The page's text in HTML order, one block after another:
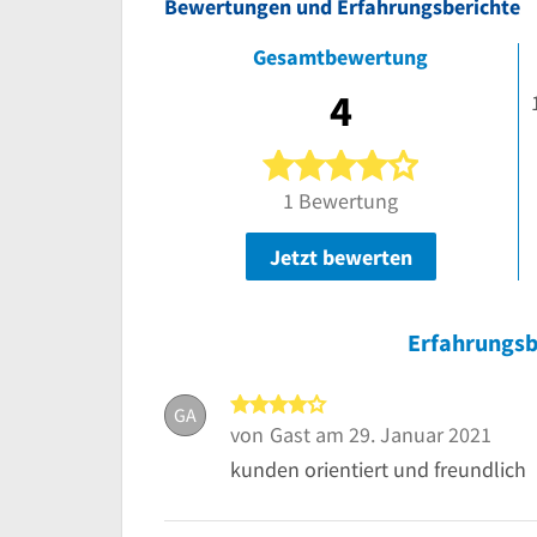
Bewertungen und Erfahrungsberichte
Gesamtbewertung
4
4 von 5
1 Bewertung
Jetzt bewerten
GA
von Gast am 29. Januar 2021
kunden orientiert und freundlich